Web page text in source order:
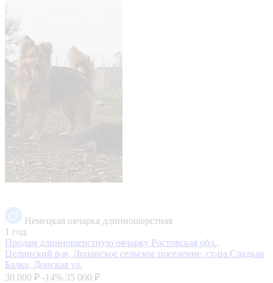
Немецкая овчарка длинношерстная
1 год
Продам длинношерстную овчарку Ростовская обл.,
Целинский р-н, Лопанское сельское поселение, ст-ца Сладкая
Балка, Донская ул.
30 000 ₽ -14% 35 000 ₽